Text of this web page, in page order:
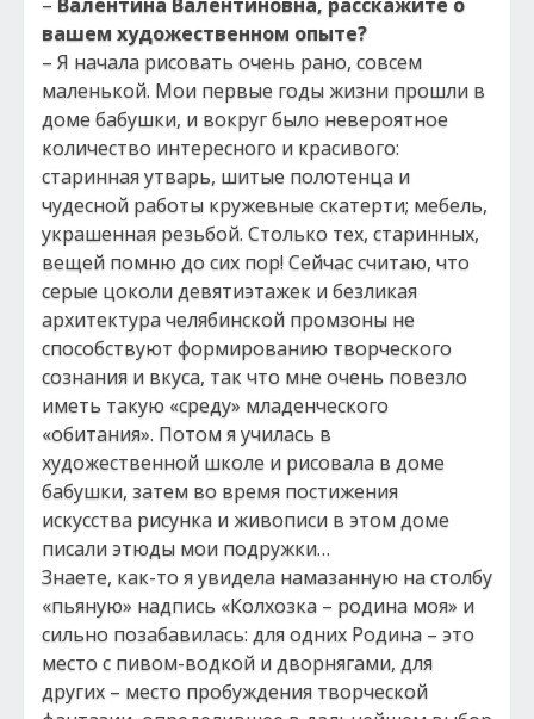
вашем художественном опыте?
– Я начала рисовать очень рано, совсем
маленькой. Мои первые годы жизни прошли в
доме бабушки, и вокруг было невероятное
количество интересного и красивого:
старинная утварь, шитые полотенца и
чудесной работы кружевные скатерти; мебель,
украшенная резьбой. Столько тех, старинных,
вещей помню до сих пор! Сейчас считаю, что
серые цоколи девятиэтажек и безликая
архитектура челябинской промзоны не
способствуют формированию творческого
сознания и вкуса, так что мне очень повезло
иметь такую «среду» младенческого
«обитания». Потом я училась в
художественной школе и рисовала в доме
бабушки, затем во время постижения
искусства рисунка и живописи в этом доме
писали этюды мои подружки…
Знаете, как-то я увидела намазанную на столбу
«пьяную» надпись «Колхозка – родина моя» и
сильно позабавилась: для одних Родина – это
место с пивом-водкой и дворнягами, для
других – место пробуждения творческой